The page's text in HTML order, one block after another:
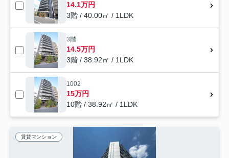
14.1万円
3階 / 40.00㎡ / 1LDK
3階
14.5万円
3階 / 38.92㎡ / 1LDK
1002
15万円
10階 / 38.92㎡ / 1LDK
賃貸マンション